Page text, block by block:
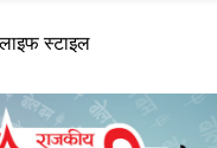
लाइफ स्टाइल